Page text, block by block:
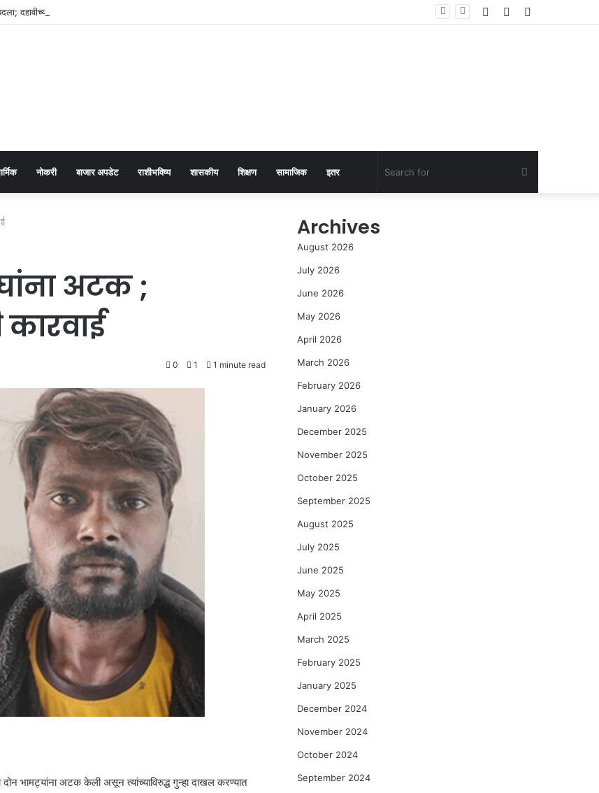
दहावीच्या विद्यार्थ्यावर चॉपरने हल्ला
Random
Log
नोकरी बाजार अपडेट राशीभविष्य शासकीय शिक्षण सामाजिक इतर Search
अटक ;
0 1 1 minute read
दोन भामट्यांना अटक केली असून त्यांच्याविरुद्ध गुन्हा दाखल करण्यात
Archives
August 2026
July 2026
June 2026
May 2026
April 2026
March 2026
February 2026
January 2026
December 2025
November 2025
October 2025
September 2025
August 2025
July 2025
June 2025
May 2025
April 2025
March 2025
February 2025
January 2025
December 2024
November 2024
October 2024
September 2024